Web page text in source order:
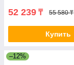
52 239 ₸ 55 580 ₸
Купить
–12%